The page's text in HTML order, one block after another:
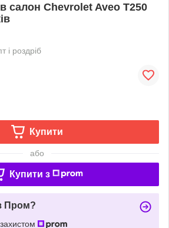
салон Chevrolet Aveo T250
і роздріб
Купити
або
Купити з
Пром?